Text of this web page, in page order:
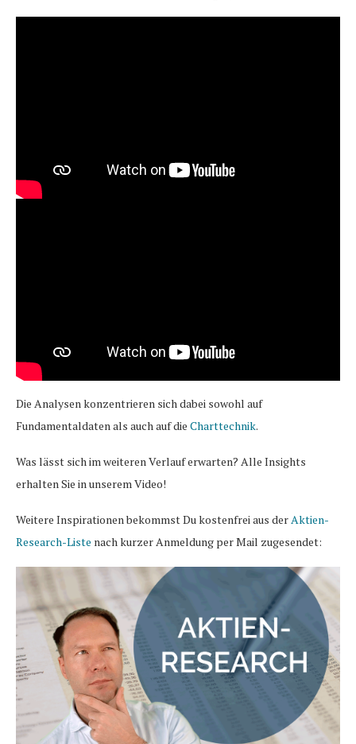
Die Analysen konzentrieren sich dabei sowohl auf
Fundamentaldaten als auch auf die Charttechnik.
Was lässt sich im weiteren Verlauf erwarten? Alle Insights
erhalten Sie in unserem Video!
Weitere Inspirationen bekommst Du kostenfrei aus der Aktien-
Research-Liste nach kurzer Anmeldung per Mail zugesendet: